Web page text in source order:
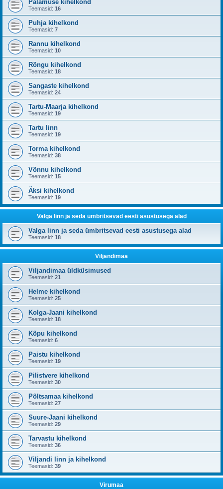
Palamuse kihelkond
Teemasid: 16
Puhja kihelkond
Teemasid: 7
Rannu kihelkond
Teemasid: 10
Rõngu kihelkond
Teemasid: 18
Sangaste kihelkond
Teemasid: 24
Tartu-Maarja kihelkond
Teemasid: 19
Tartu linn
Teemasid: 19
Torma kihelkond
Teemasid: 38
Võnnu kihelkond
Teemasid: 15
Äksi kihelkond
Teemasid: 19
Valga linn ja seda ümbritsevad eesti asustusega alad
Valga linn ja seda ümbritsevad eesti asustusega alad
Teemasid: 18
Viljandimaa
Viljandimaa üldküsimused
Teemasid: 21
Helme kihelkond
Teemasid: 25
Kolga-Jaani kihelkond
Teemasid: 18
Kõpu kihelkond
Teemasid: 6
Paistu kihelkond
Teemasid: 19
Pilistvere kihelkond
Teemasid: 30
Põltsamaa kihelkond
Teemasid: 27
Suure-Jaani kihelkond
Teemasid: 29
Tarvastu kihelkond
Teemasid: 36
Viljandi linn ja kihelkond
Teemasid: 39
Virumaa